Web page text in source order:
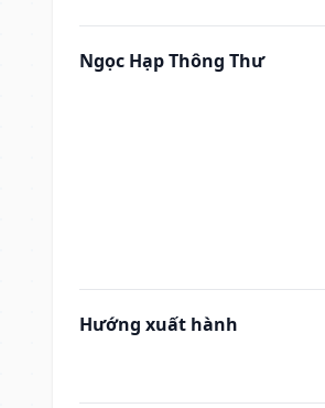
Ngọc Hạp Thông Thư
Hướng xuất hành